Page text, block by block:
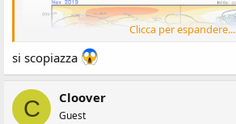
Clicca per espandere...
si scopiazza
C Cloover
Guest